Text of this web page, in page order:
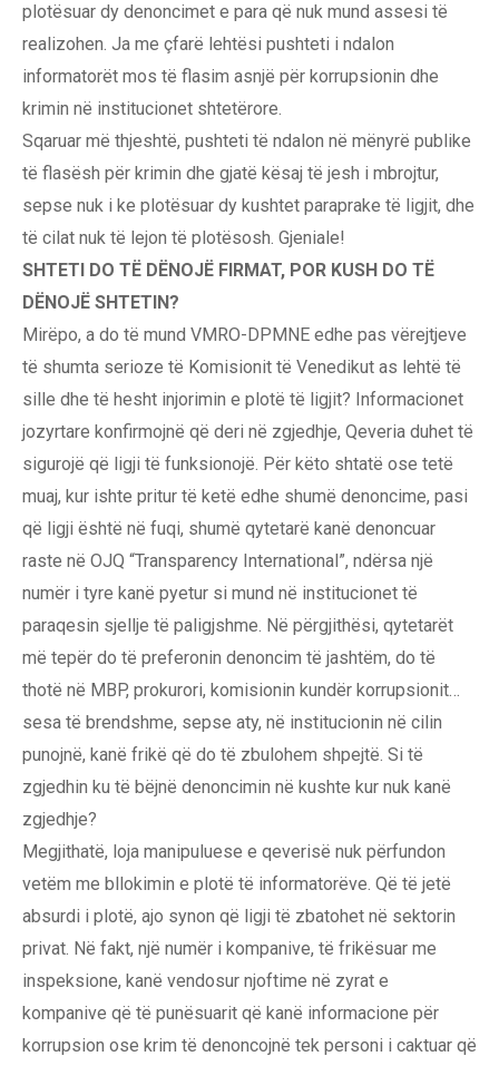
plotësuar dy denoncimet e para që nuk mund assesi të
realizohen. Ja me çfarë lehtësi pushteti i ndalon
informatorët mos të flasim asnjë për korrupsionin dhe
krimin në institucionet shtetërore.
Sqaruar më thjeshtë, pushteti të ndalon në mënyrë publike
të flasësh për krimin dhe gjatë kësaj të jesh i mbrojtur,
sepse nuk i ke plotësuar dy kushtet paraprake të ligjit, dhe
të cilat nuk të lejon të plotësosh. Gjeniale!
SHTETI DO TË DËNOJË FIRMAT, POR KUSH DO TË
DËNOJË SHTETIN?
Mirëpo, a do të mund VMRO-DPMNE edhe pas vërejtjeve
të shumta serioze të Komisionit të Venedikut as lehtë të
sille dhe të hesht injorimin e plotë të ligjit? Informacionet
jozyrtare konfirmojnë që deri në zgjedhje, Qeveria duhet të
sigurojë që ligji të funksionojë. Për këto shtatë ose tetë
muaj, kur ishte pritur të ketë edhe shumë denoncime, pasi
që ligji është në fuqi, shumë qytetarë kanë denoncuar
raste në OJQ “Transparency International”, ndërsa një
numër i tyre kanë pyetur si mund në institucionet të
paraqesin sjellje të paligjshme. Në përgjithësi, qytetarët
më tepër do të preferonin denoncim të jashtëm, do të
thotë në MBP, prokurori, komisionin kundër korrupsionit…
sesa të brendshme, sepse aty, në institucionin në cilin
punojnë, kanë frikë që do të zbulohem shpejtë. Si të
zgjedhin ku të bëjnë denoncimin në kushte kur nuk kanë
zgjedhje?
Megjithatë, loja manipuluese e qeverisë nuk përfundon
vetëm me bllokimin e plotë të informatorëve. Që të jetë
absurdi i plotë, ajo synon që ligji të zbatohet në sektorin
privat. Në fakt, një numër i kompanive, të frikësuar me
inspeksione, kanë vendosur njoftime në zyrat e
kompanive që të punësuarit që kanë informacione për
korrupsion ose krim të denoncojnë tek personi i caktuar që